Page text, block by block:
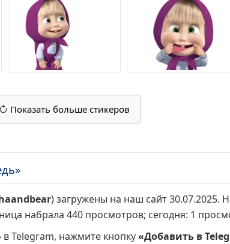
Показать больше стикеров
) загружены на наш сайт 30.07.2025.
набрала 440 просмотров; сегодня: 1
Telegram, нажмите кнопку«Добавить в